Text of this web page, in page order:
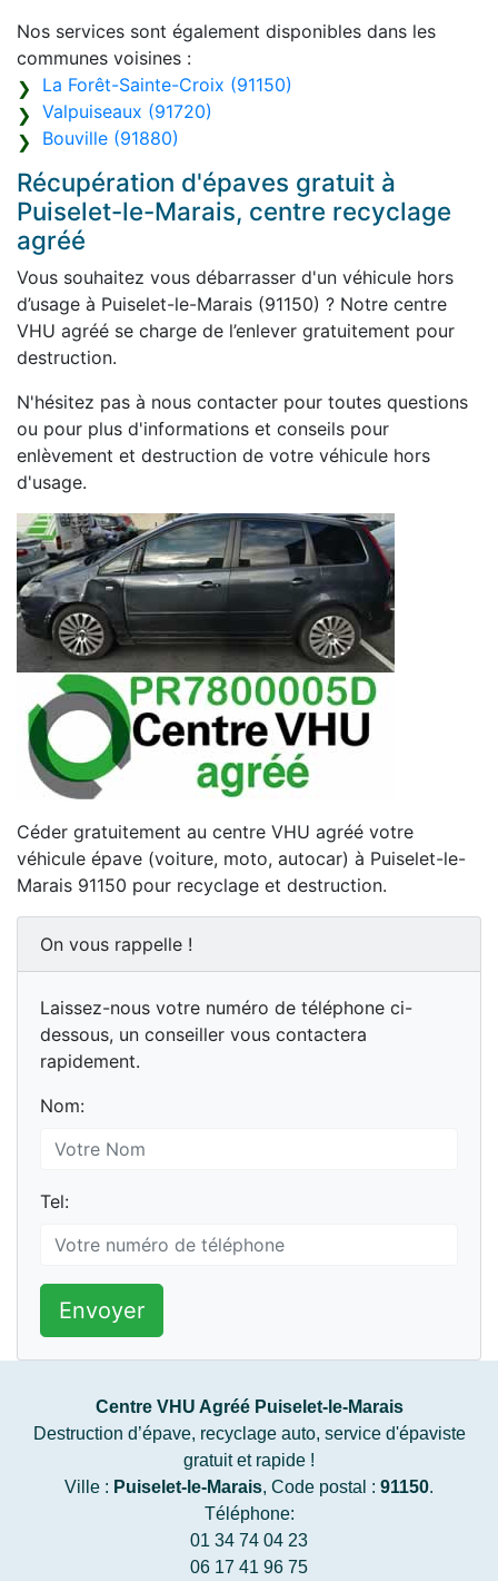
Nos services sont également disponibles dans les
communes voisines :
La Forêt-Sainte-Croix (91150)
Valpuiseaux (91720)
Bouville (91880)
Récupération d'épaves gratuit à
Puiselet-le-Marais, centre recyclage
agréé
Vous souhaitez vous débarrasser d'un véhicule hors
d’usage à Puiselet-le-Marais (91150) ? Notre centre
VHU agréé se charge de l’enlever gratuitement pour
destruction.
N'hésitez pas à nous contacter pour toutes questions
ou pour plus d'informations et conseils pour
enlèvement et destruction de votre véhicule hors
d'usage.
Céder gratuitement au centre VHU agréé votre
véhicule épave (voiture, moto, autocar) à Puiselet-le-
Marais 91150 pour recyclage et destruction.
On vous rappelle !
Laissez-nous votre numéro de téléphone ci-
dessous, un conseiller vous contactera
rapidement.
Nom:
Tel:
Envoyer
Centre VHU Agréé Puiselet-le-Marais
Destruction d’épave, recyclage auto, service d'épaviste
gratuit et rapide !
Ville : Puiselet-le-Marais, Code postal : 91150.
Téléphone:
01 34 74 04 23
06 17 41 96 75